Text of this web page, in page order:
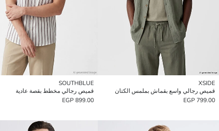
XSIDE
قميص رجالي واسع بقماش بملمس الكتان
799.00 EGP
SOUTHBLUE
قميص رجالي مخطط بقصة عادية
899.00 EGP